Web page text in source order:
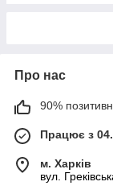
Про нас
90%
Працює з
м. Харків
вул.